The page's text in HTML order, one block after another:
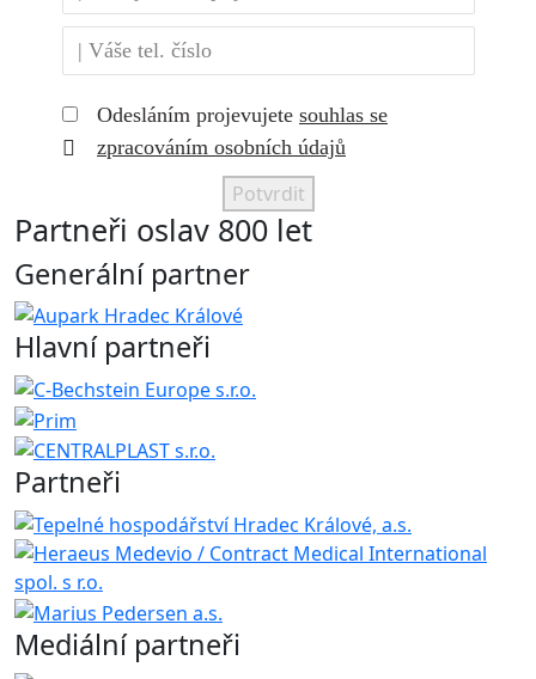
Odesláním projevujetesouhlas se
zpracováním osobních údajů
Potvrdit
Partneři oslav 800 let
Generální partner
Hlavní partneři
Partneři
Mediální partneři